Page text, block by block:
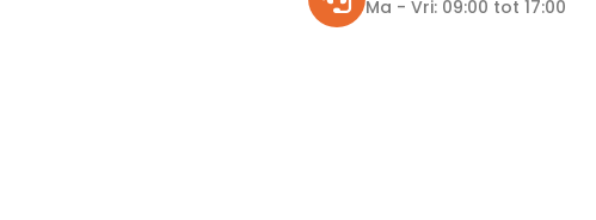
Ma - Vri: 09:00 tot 17:00